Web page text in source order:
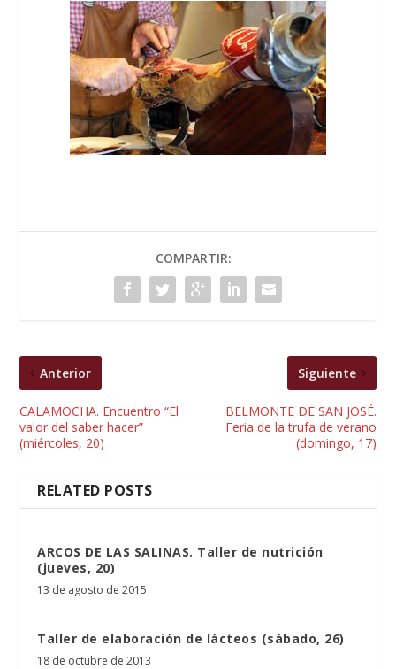
COMPARTIR:
Anterior
CALAMOCHA. Encuentro “El
valor del saber hacer”
(miércoles, 20)
Siguiente
BELMONTE DE SAN JOSÉ.
Feria de la trufa de verano
(domingo, 17)
RELATED POSTS
ARCOS DE LAS SALINAS. Taller de nutrición
(jueves, 20)
13 de agosto de 2015
Taller de elaboración de lácteos (sábado, 26)
18 de octubre de 2013